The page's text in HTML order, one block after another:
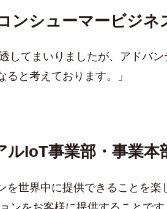
シューマービジ
してまいりましたが、アドバ
と考えております。」
IoT事業部・事業
を世界中に提供できることを